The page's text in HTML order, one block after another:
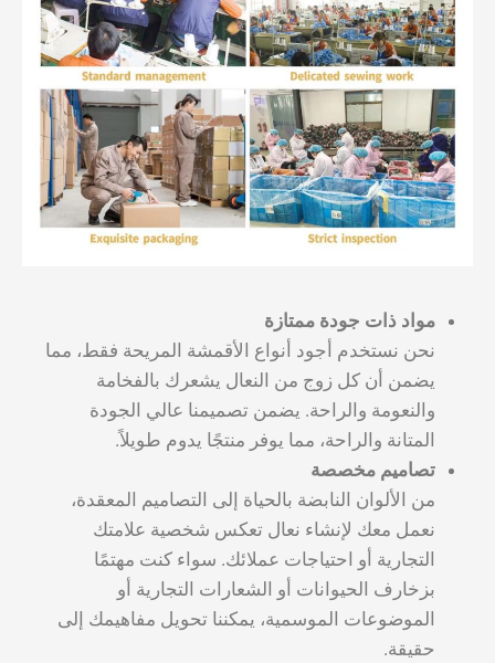
مواد ذات جودة ممتازة
نحن نستخدم أجود أنواع الأقمشة المريحة فقط، مما
يضمن أن كل زوج من النعال يشعرك بالفخامة
والنعومة والراحة. يضمن تصميمنا عالي الجودة
المتانة والراحة، مما يوفر منتجًا يدوم طويلاً.
تصاميم مخصصة
من الألوان النابضة بالحياة إلى التصاميم المعقدة،
نعمل معك لإنشاء نعال تعكس شخصية علامتك
التجارية أو احتياجات عملائك. سواء كنت مهتمًا
بزخارف الحيوانات أو الشعارات التجارية أو
الموضوعات الموسمية، يمكننا تحويل مفاهيمك إلى
حقيقة.